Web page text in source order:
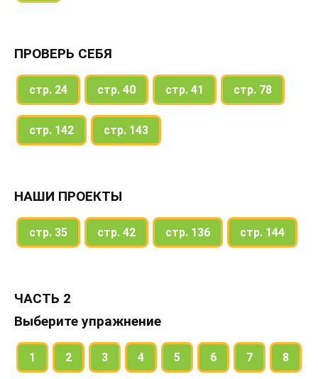
ПРОВЕРЬ СЕБЯ
стр. 24 стр. 40 стр. 41 стр. 78
стр. 142 стр. 143
НАШИ ПРОЕКТЫ
стр. 35 стр. 42 стр. 136 стр. 144
ЧАСТЬ 2
Выберите упражнение
1 2 3 4 5 6 7 8